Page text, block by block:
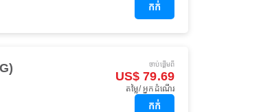
កក់
ចាប់ផ្ដើមពី
US$ 79.69
តម្លៃ/ អ្នកដំណើរ
កក់